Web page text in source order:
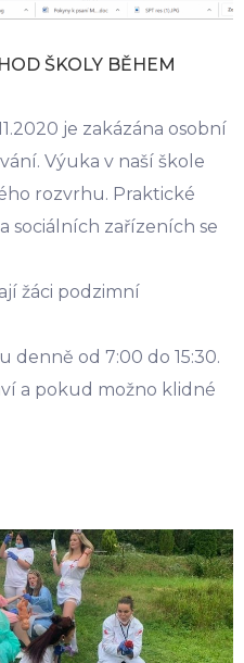
ŠKOLY BĚHEM
je zakázána osobní
Výuka v naší škole
rozvrhu. Praktické
sociálních zařízeních se
žáci podzimní
denně od 7:00 do 15:30.
a pokud možno klidné